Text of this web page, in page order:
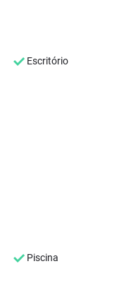
Escritório
Piscina